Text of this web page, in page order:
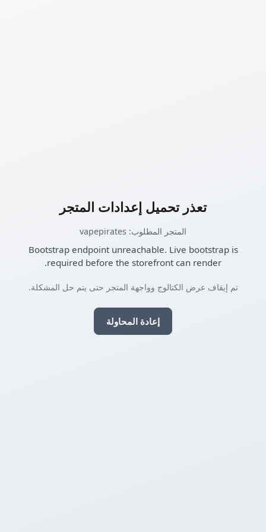
تعذر تحميل إعدادات المتجر
المتجر المطلوب: vapepirates
Bootstrap endpoint unreachable. Live bootstrap is
required before the storefront can render.
تم إيقاف عرض الكتالوج وواجهة المتجر حتى يتم حل المشكلة.
إعادة المحاولة